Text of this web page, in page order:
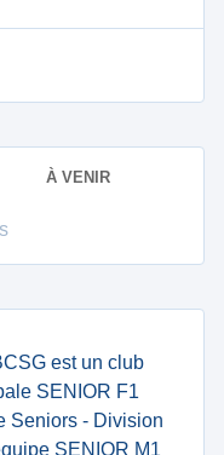
À VENIR
est un club
SENIOR F1
Seniors - Division
SENIOR M1